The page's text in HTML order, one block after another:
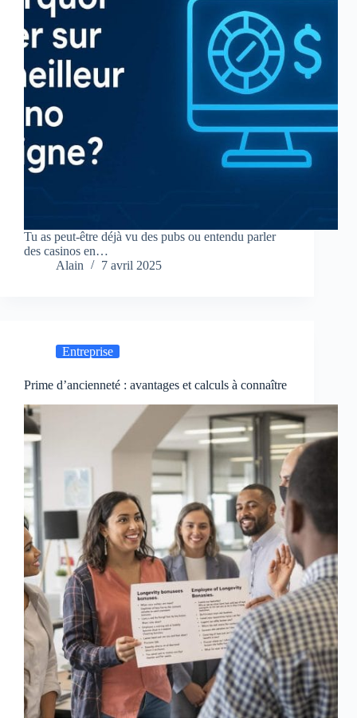
Tu as peut-être déjà vu des pubs ou entendu parler
des casinos en…
Alain
7 avril 2025
Entreprise
Prime d’ancienneté : avantages et calculs à connaître